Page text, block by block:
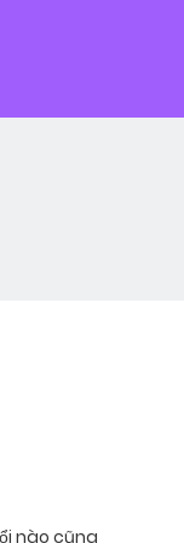
kẻ thù của ba
nào cũng